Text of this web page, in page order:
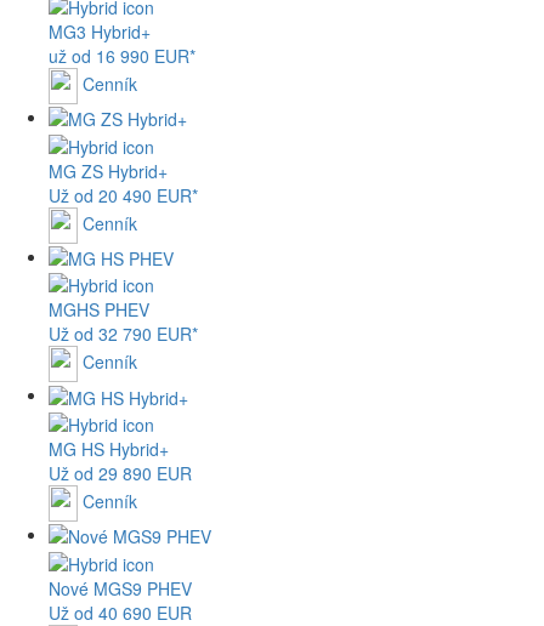
MG3 Hybrid+
už od 16 990 EUR*
Cenník
MG ZS Hybrid+
Už od 20 490 EUR*
Cenník
MGHS PHEV
Už od 32 790 EUR*
Cenník
MG HS Hybrid+
Už od 29 890 EUR
Cenník
Nové MGS9 PHEV
Už od 40 690 EUR